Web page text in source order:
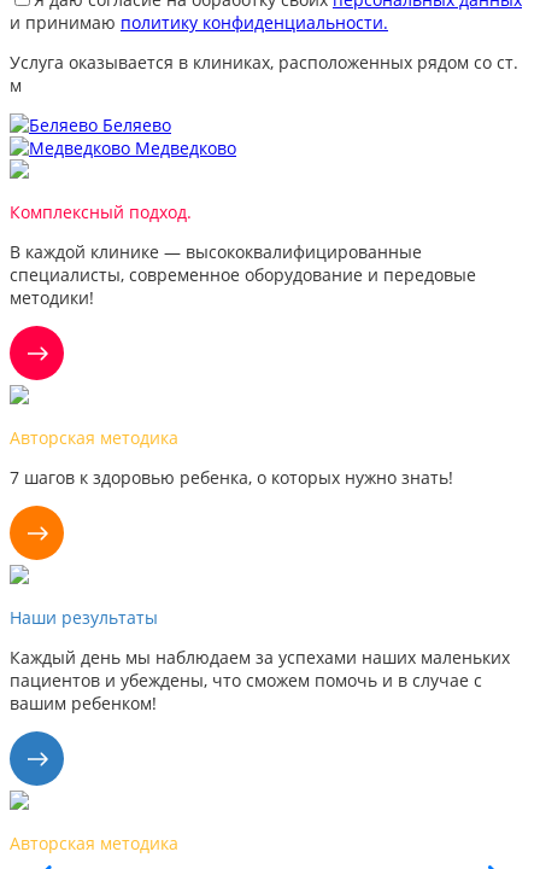
и принимаю политику конфиденциальности.
Услуга оказывается в клиниках, расположенных рядом со ст.
м
Беляево
Медведково
Комплексный подход.
В каждой клинике — высококвалифицированные
специалисты, современное оборудование и передовые
методики!
Авторская методика
7 шагов к здоровью ребенка, о которых нужно знать!
Наши результаты
Каждый день мы наблюдаем за успехами наших маленьких
пациентов и убеждены, что сможем помочь и в случае с
вашим ребенком!